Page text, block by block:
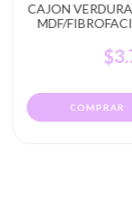
CAJON
MDF/